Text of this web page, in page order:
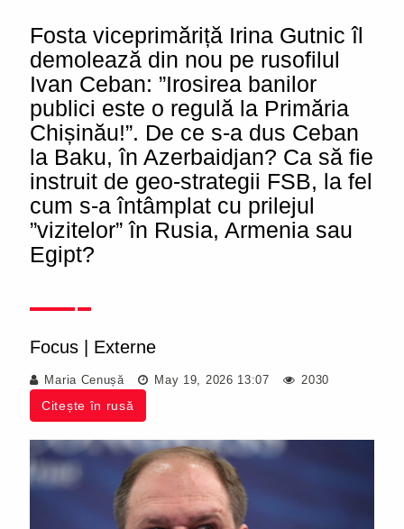
Fosta viceprimăriță Irina Gutnic îl
demolează din nou pe rusofilul
Ivan Ceban: ”Irosirea banilor
publici este o regulă la Primăria
Chișinău!”. De ce s-a dus Ceban
la Baku, în Azerbaidjan? Ca să fie
instruit de geo-strategii FSB, la fel
cum s-a întâmplat cu prilejul
”vizitelor” în Rusia, Armenia sau
Egipt?
Focus Externe
Maria Cenușă May 19, 2026 13:07 2030
Citește în rusă